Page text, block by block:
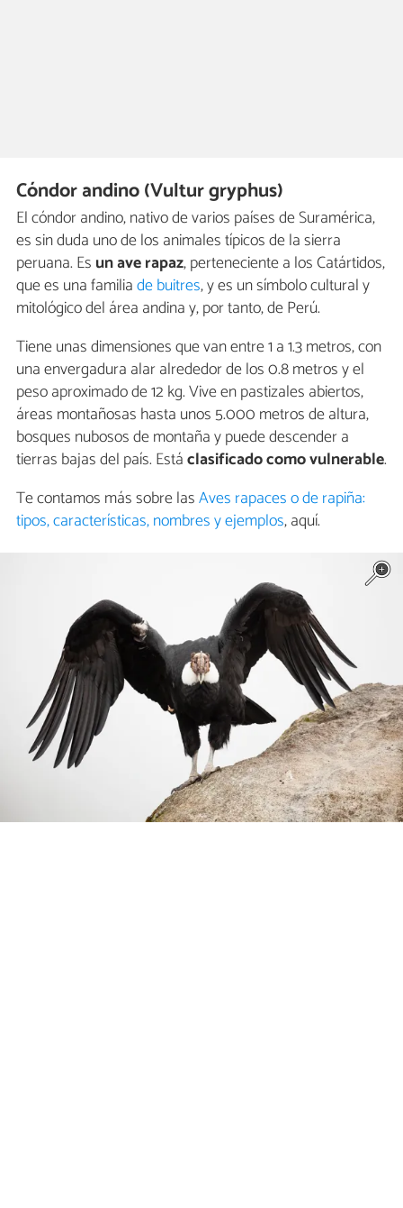
Cóndor andino (Vultur gryphus)
El cóndor andino, nativo de varios países de Suramérica,
es sin duda uno de los animales típicos de la sierra
peruana. Es un ave rapaz, perteneciente a los Catártidos,
que es una familiade buitres, y es un símbolo cultural y
mitológico del área andina y, por tanto, de Perú.
Tiene unas dimensiones que van entre 1 a 1.3 metros, con
una envergadura alar alrededor de los 0.8 metros y el
peso aproximado de 12 kg. Vive en pastizales abiertos,
áreas montañosas hasta unos 5.000 metros de altura,
bosques nubosos de montaña y puede descender a
tierras bajas del país. Estáclasificado como vulnerable.
Te contamos más sobre lasAves rapaces o de rapiña:
tipos, características, nombres y ejemplos, aquí.